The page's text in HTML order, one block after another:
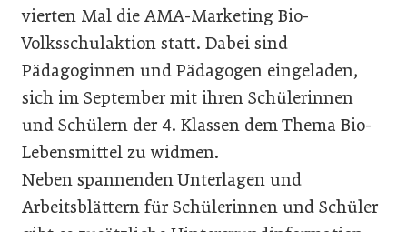
vierten Mal die AMA-Marketing Bio-
Volksschulaktion statt. Dabei sind
Pädagoginnen und Pädagogen eingeladen,
sich im September mit ihren Schülerinnen
und Schülern der 4. Klassen dem Thema Bio-
Lebensmittel zu widmen.
Neben spannenden Unterlagen und
Arbeitsblättern für Schülerinnen und Schüler